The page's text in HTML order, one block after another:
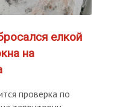
елкой
на
проверка по